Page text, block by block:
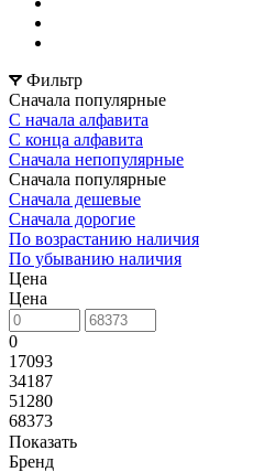
Фильтр
Сначала популярные
С начала алфавита
С конца алфавита
Сначала непопулярные
Сначала популярные
Сначала дешевые
Сначала дорогие
По возрастанию наличия
По убыванию наличия
Цена
Цена
0
17093
34187
51280
68373
Показать
Бренд